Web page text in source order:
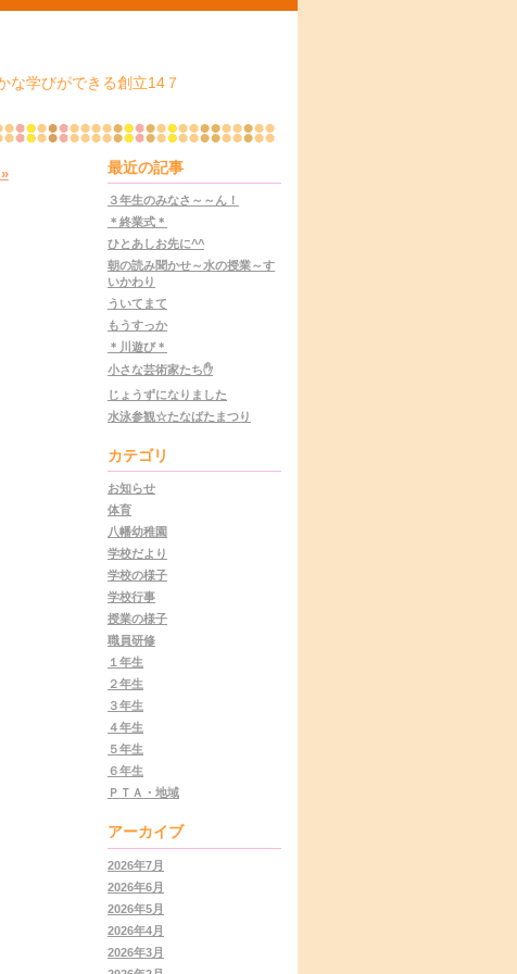
学びができる創立14７
最近の記事
３年生のみなさ～～ん！
＊終業式＊
ひとあしお先に^^
朝の読み聞かせ～水の授業～す
いかわり
ういてまて
もうすっか
＊川遊び＊
小さな芸術家たち✋
じょうずになりました
水泳参観☆たなばたまつり
カテゴリ
お知らせ
体育
八幡幼稚園
学校だより
学校の様子
学校行事
授業の様子
職員研修
１年生
２年生
３年生
４年生
５年生
６年生
ＰＴＡ・地域
アーカイブ
2026年7月
2026年6月
2026年5月
2026年4月
2026年3月